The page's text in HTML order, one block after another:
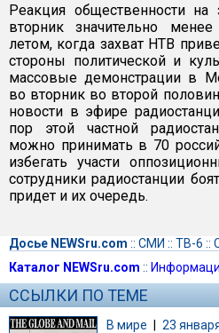
Реакция общественности
вторник значительно
летом, когда захват НТВ
стороны политической и
массовые демонстрации в
во вторник во второй
новости в эфире
пор этой частной
можно принимать в 70
избегать участи
сотрудники радиостанции
придет и их очередь.
Досье NEWSru.com :: СМИ :: ТВ-6 ::
Каталог NEWSru.com ::
ССЫЛКИ ПО ТЕМЕ
В мире 23